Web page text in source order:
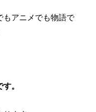
もアニメでも物語で
。